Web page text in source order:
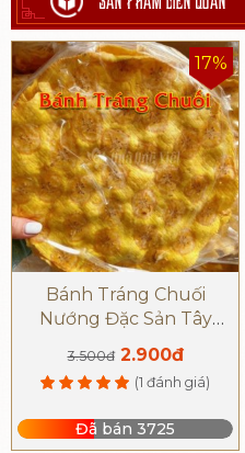
17%
Bánh Tráng Chuối
Nướng Đặc Sản Tây
Ninh
3.500đ 2.900đ
(1 đánh giá)
Đã bán 3725